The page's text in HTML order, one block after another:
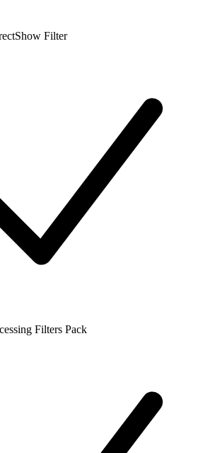
Filter
Filters Pack